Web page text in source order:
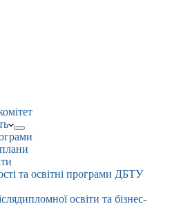
та освітні програми ДБТУ
освіти та бізнес-